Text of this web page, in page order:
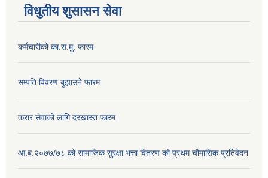
विधुतीय शुसासन सेवा
कर्मचारीको का.स.मु. फारम
सम्पति विवरण बुझाउने फारम
करार सेवाको लागि दरखास्त फारम
आ.ब.२०७७/७८ को सामाजिक सुरक्षा भत्ता वितरण को प्रथम चौमासिक प्रतिवेदन